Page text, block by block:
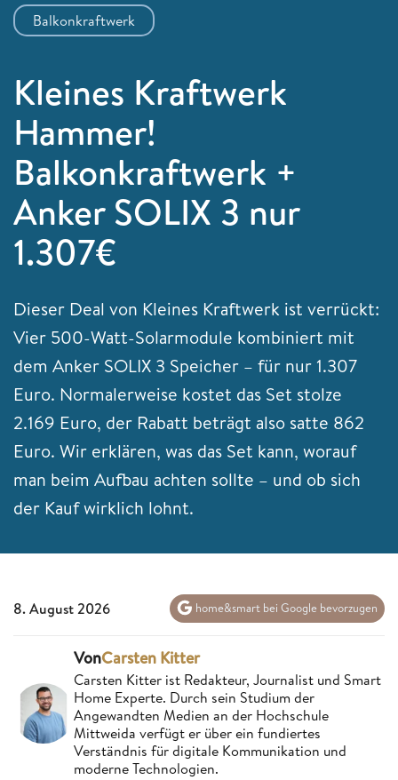
Balkonkraftwerk
Kleines Kraftwerk
Hammer!
Balkonkraftwerk +
Anker SOLIX 3 nur
1.307€
Dieser Deal von Kleines Kraftwerk ist verrückt:
Vier 500-Watt-Solarmodule kombiniert mit
dem Anker SOLIX 3 Speicher – für nur 1.307
Euro. Normalerweise kostet das Set stolze
2.169 Euro, der Rabatt beträgt also satte 862
Euro. Wir erklären, was das Set kann, worauf
man beim Aufbau achten sollte – und ob sich
der Kauf wirklich lohnt.
8. August 2026 home&smart bei Google bevorzugen
VonCarsten Kitter
Carsten Kitter ist Redakteur, Journalist und Smart
Home Experte. Durch sein Studium der
Angewandten Medien an der Hochschule
Mittweida verfügt er über ein fundiertes
Verständnis für digitale Kommunikation und
moderne Technologien.